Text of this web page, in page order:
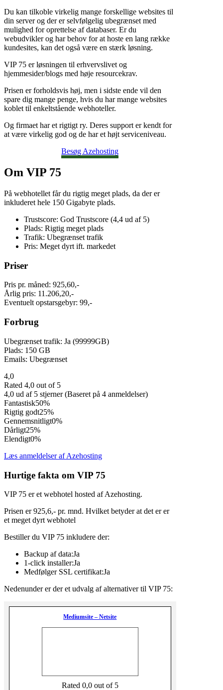
Du kan tilkoble virkelig mange forskellige websites til
din server og der er selvfølgelig ubegrænset med
mulighed for oprettelse af databaser. Er du
webudvikler og har behov for at hoste en lang række
kundesites, kan det også være en stærk løsning.
VIP 75 er løsningen til erhvervslivet og
hjemmesider/blogs med høje resourcekrav.
Prisen er forholdsvis høj, men i sidste ende vil den
spare dig mange penge, hvis du har mange websites
koblet til enkeltstående webhoteller.
Og firmaet har et rigtigt ry. Deres support er kendt for
at være virkelig god og de har et højt serviceniveau.
Besøg Azehosting
Om VIP 75
På webhotellet får du rigtig meget plads, da der er
inkluderet hele 150 Gigabyte plads.
Trustscore: God Trustscore (4,4 ud af 5)
Plads: Rigtig meget plads
Trafik: Ubegrænset trafik
Pris: Meget dyrt ift. markedet
Priser
Pris pr. måned: 925,60,-
Årlig pris: 11.206,20,-
Eventuelt opstarsgebyr: 99,-
Forbrug
Ubegrænset trafik: Ja (99999GB)
Plads: 150 GB
Emails: Ubegrænset
4,0
Rated 4,0 out of 5
4,0 ud af 5 stjerner (Baseret på 4 anmeldelser)
Fantastisk50%
Rigtig godt25%
Gennemsnitligt0%
Dårligt25%
Elendigt0%
Læs anmeldelser af Azehosting
Hurtige fakta om VIP 75
VIP 75 er et webhotel hosted af Azehosting.
Prisen er 925,6,- pr. mnd. Hvilket betyder at det er er
et meget dyrt webhotel
Bestiller du VIP 75 inkludere der:
Backup af data:Ja
1-click installer:Ja
Medfølger SSL certifikat:Ja
Nedenunder er der et udvalg af alternativer til VIP 75:
Mediumsite – Netsite
Rated 0,0 out of 5